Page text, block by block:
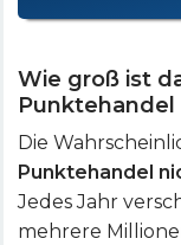
Wie groß ist
Die
Punktehandel
Jedes Jahr
mehrere